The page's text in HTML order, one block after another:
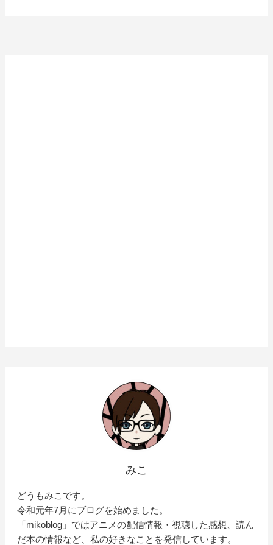
みこ
どうもみこです。
令和元年7月にブログを始めました。
「mikoblog」ではアニメの配信情報・視聴した感想、読ん
だ本の情報など、私の好きなことを発信しています。